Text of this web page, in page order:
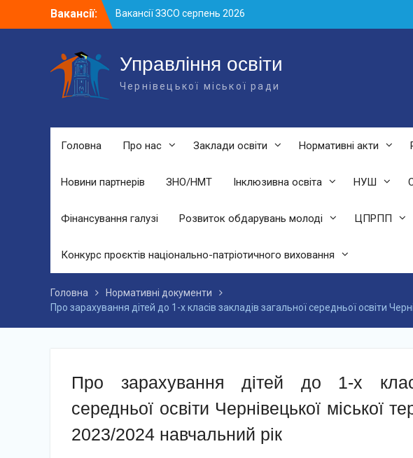
Вакансії:
Вакансії ЗЗСО серпень 2026
Вакансії ЗЗСО червень 2026
підрозділах ЗЗСО станом на 01.08.2026
р.Управління освіти
Чернівецької міської ради
Головна Про нас Заклади освіти Нормативні акти
Новини партнерів ЗНО/НМТ Інклюзивна освіта НУШ
Фінансування галузі Розвиток обдарувань молоді ЦПРПП
Конкурс проєктів національно-патріотичного виховання
Головна
Нормативні документи
Про зарахування дітей до 1-х класів закладів загальної середньої освіти
Про зарахування дітей до 1-х
середньої освіти Чернівецької міської
2023/2024 навчальний рік